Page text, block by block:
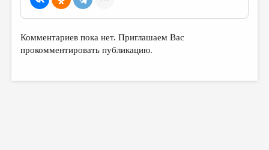
Комментариев пока нет. Приглашаем Вас
прокомментировать публикацию.